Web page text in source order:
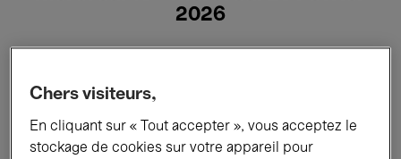
2026
Tous les événements Concerts
Chers visiteurs,
En cliquant sur « Tout accepter », vous acceptez le
stockage de cookies sur votre appareil pour